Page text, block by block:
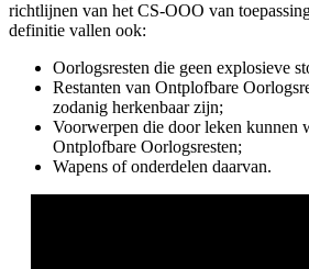
richtlijnen van het CS-OOO van
definitie vallen ook:
Oorlogsresten die geen explosieve
Restanten van Ontplofbare
zodanig herkenbaar zijn;
Voorwerpen die door leken kunnen
Ontplofbare Oorlogsresten;
Wapens of onderdelen daarvan.